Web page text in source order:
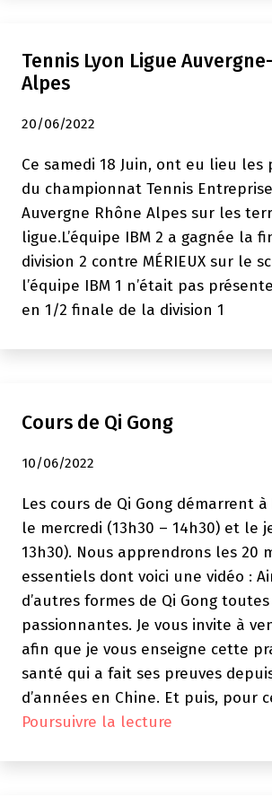
Tennis Lyon Ligue
Alpes
20/06/2022
Ce samedi 18 Juin, ont eu lieu les
du championnat Tennis
Auvergne Rhône Alpes sur les
ligue.L’équipe IBM 2 a gagnée la
division 2 contre MÉRIEUX sur le
l’équipe IBM 1 n’était pas
en 1/2 finale de la division 1
Cours de Qi Gong
10/06/2022
Les cours de Qi Gong démarrent
le mercredi (13h30 – 14h30) et le
13h30). Nous apprendrons les 20
essentiels dont voici une vidéo :
d’autres formes de Qi Gong
passionnantes. Je vous invite à
afin que je vous enseigne cette
santé qui a fait ses preuves
d’années en Chine. Et puis, pour
Poursuivre la lecture